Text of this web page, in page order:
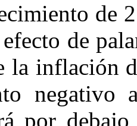
de
de
la inflación
negativo
por